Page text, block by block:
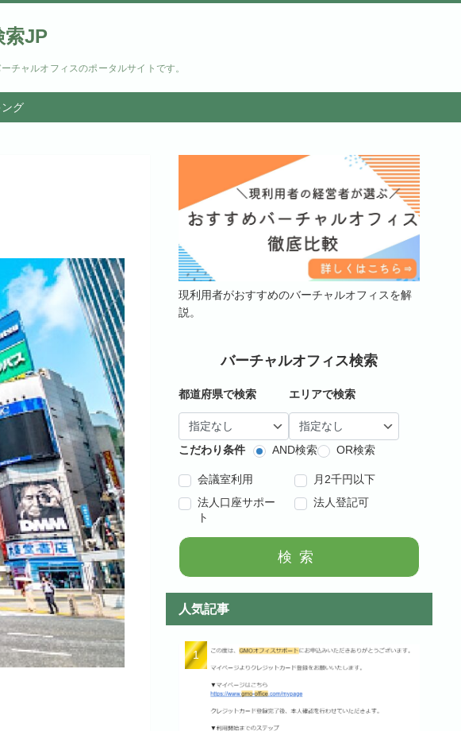
索JP
チャルオフィスのポータルサイトです。
グ
現利用者がおすすめのバーチャルオフィスを解
説。
バーチャルオフィス検索
都道府県で検索 エリアで検索
こだわり条件 AND検索 OR検索
会議室利用
月2千円以下
法人口座サポー
ト
法人登記可
検索
人気記事